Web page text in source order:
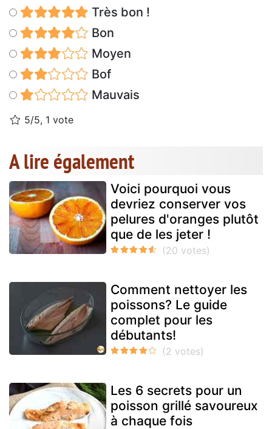
Très bon !
Bon
Moyen
Bof
Mauvais
5/5, 1 vote
A lire également
Voici pourquoi vous
devriez conserver vos
pelures d'oranges plutôt
que de les jeter !
Comment nettoyer les
poissons? Le guide
complet pour les
débutants!
Les 6 secrets pour un
poisson grillé savoureux
à chaque fois